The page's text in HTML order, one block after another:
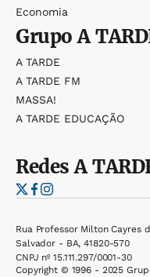
Economia
GrupoA
A TARDE
A TARDE FM
MASSA!
A TARDE EDUCAÇÃO
RedesA
Rua Professor Milton Cayres
Salvador - BA, 41820-570
CNPJ nº 15.111.297/0001-30
Copyright © 1996 - 2025